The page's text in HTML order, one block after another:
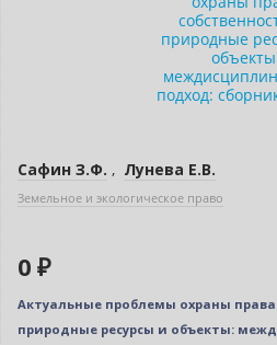
Сафин З.Ф. , Лунева Е.В.
Земельное и экологическое право
0 ₽
Актуальные проблемы охраны права
природные ресурсы и объекты: